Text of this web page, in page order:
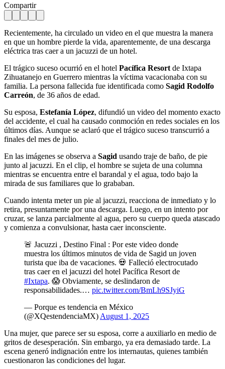
Compartir
Recientemente, ha circulado un video en el que muestra la manera
en que un hombre pierde la vida, aparentemente, de una descarga
eléctrica tras caer a un jacuzzi de un hotel.
El trágico suceso ocurrió en el hotel Pacífica Resort de Ixtapa
Zihuatanejo en Guerrero mientras la víctima vacacionaba con su
familia. La persona fallecida fue identificada como Sagid Rodolfo
Carreón, de 36 años de edad.
Su esposa, Estefanía López, difundió un video del momento exacto
del accidente, el cual ha causado conmoción en redes sociales en los
últimos días. Aunque se aclaró que el trágico suceso transcurrió a
finales del mes de julio.
En las imágenes se observa a Sagid usando traje de baño, de pie
junto al jacuzzi. En el clip, el hombre se sujeta de una columna
mientras se encuentra entre el barandal y el agua, todo bajo la
mirada de sus familiares que lo grababan.
Cuando intenta meter un pie al jacuzzi, reacciona de inmediato y lo
retira, presuntamente por una descarga. Luego, en un intento por
cruzar, se lanza parcialmente al agua, pero su cuerpo queda atascado
y comienza a convulsionar, hasta caer inconsciente.
🚨 Jacuzzi , Destino Final : Por este video donde
muestra los últimos minutos de vida de Sagid un joven
turista que iba de vacaciones. 💀 Falleció electrocutado
tras caer en el jacuzzi del hotel Pacífica Resort de
#Ixtapa. 😱 Obviamente, se deslindaron de
responsabilidades.… pic.twitter.com/BmLh9SJyiG
— Porque es tendencia en México
(@XQestendenciaMX) August 1, 2025
Una mujer, que parece ser su esposa, corre a auxiliarlo en medio de
gritos de desesperación. Sin embargo, ya era demasiado tarde. La
escena generó indignación entre los internautas, quienes también
cuestionaron las condiciones del lugar.